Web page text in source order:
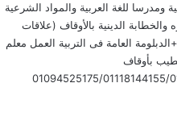
ومدرسا للغة العربية والمواد الشرعية
الدينية بالأوقاف (علاقات
العامة فى التربية العمل معلم
بأوقاف